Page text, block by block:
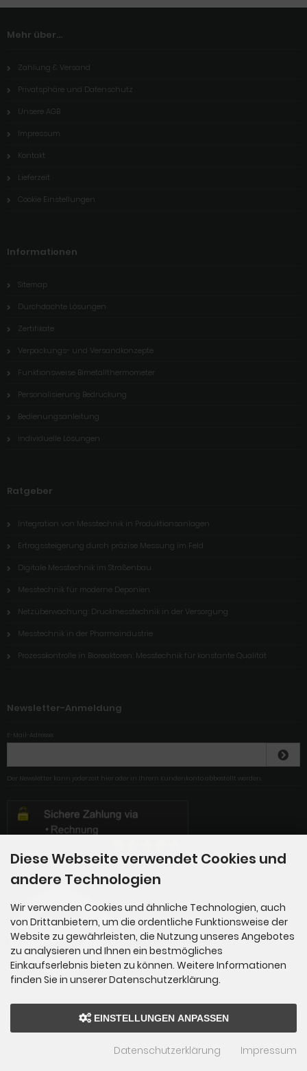
Mehr über...
Zahlung & Versand
Privatsphäre und Datenschutz
Unsere AGB
Impressum
Kontakt
Lieferzeit
Cookie Einstellungen
Informationen
Sitemap
Durchdachte Lösungen
Zertifikate
Verpackungs- und Versandkonzepte
Funktionsweise Bimetallthermometer
Personalisierung Bedruckung
Bedienungsanleitung
individuelle Lösungen
Ratgeber
Integration von Messtechnik in Produktionsanlagen
Ertragssteigerung durch präzise Messung im Feld
Digitale Messtechnik im Straßenbau
Messtechnik für moderne Deponien
Netzüberwachung: Druckmesstechnik in der Versorgung
Messtechnik in der Pharmaindustrie
Prozesskontrolle in Bioreaktoren: Messtechnik für konstante Qualität
Newsletter-Anmeldung
E-Mail-Adresse:
Der Newsletter kann jederzeit hier oder in Ihrem Kundenkonto abbestellt werden.
ified eCommerce Shopsoftware © 2009-2026
Diese Webseite verwendet Cookies und
andere Technologien
Wir verwenden Cookies und ähnliche Technologien, auch
von Drittanbietern, um die ordentliche Funktionsweise der
Website zu gewährleisten, die Nutzung unseres Angebotes
zu analysieren und Ihnen ein bestmögliches
Einkaufserlebnis bieten zu können. Weitere Informationen
finden Sie in unserer Datenschutzerklärung.
EINSTELLUNGEN ANPASSEN
Datenschutzerklärung Impressum